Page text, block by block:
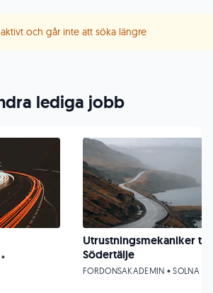
och går inte att söka längre
lediga jobb
Utrustningsmekaniker till
Södertälje
FORDONSAKADEMIN • SOLNA